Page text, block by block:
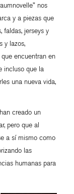
nos
y a piezas que
faldas, jerseys y
y lazos,
encuentran en
incluso que la
una nueva vida,
creado un
pero que al
a sí mismo como
las
humanas para